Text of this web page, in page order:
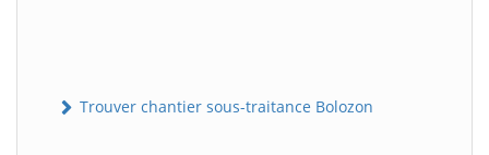
Trouver chantier sous-traitance Bolozon